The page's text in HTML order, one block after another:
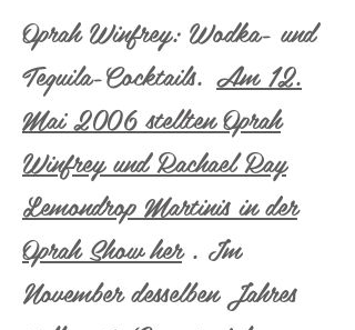
Oprah Winfrey: Wodka- und
Tequila-Cocktails. Am 12.
Mai 2006 stellten Oprah
Winfrey und Rachael Ray
Lemondrop Martinis in der
Oprah Show her. Im
November desselben Jahres